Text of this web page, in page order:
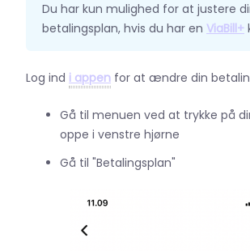
Du har kun mulighed for at justere
betalingsplan, hvis du har en ViaBill+
Log ind i appen for at ændre din
Gå til menuen ved at trykke på
oppe i venstre hjørne
Gå til "Betalingsplan"